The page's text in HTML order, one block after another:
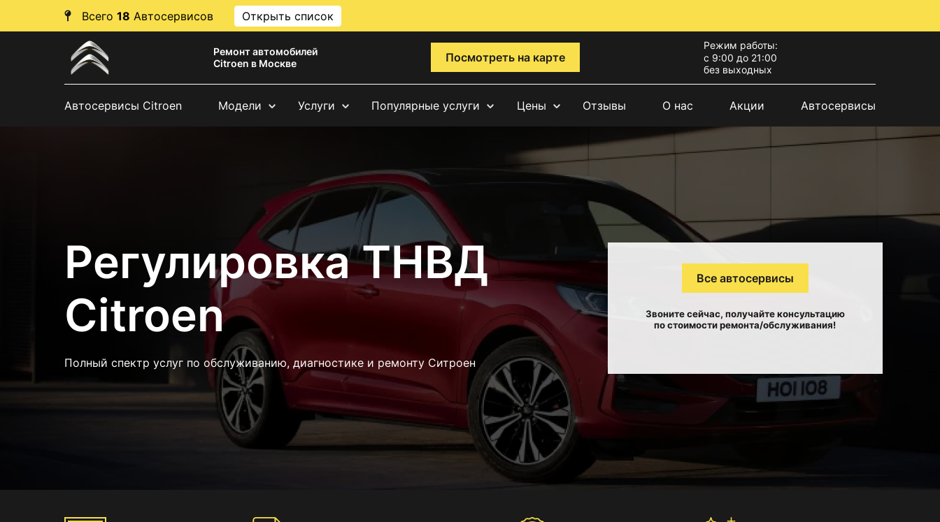
Всего 18 Автосервисов Открыть список
Ремонт автомобилей
Citroen в Москве
Посмотреть на карте
Режим работы:
с 9:00 до 21:00
без выходных
Автосервисы Citroen Модели Услуги Популярные услуги Цены Отзывы О нас Акции Автосервисы
Регулировка ТНВД
Citroen
Полный спектр услуг по обслуживанию, диагностике и ремонту Ситроен
Все автосервисы
Звоните сейчас, получайте консультацию
по стоимости ремонта/обслуживания!